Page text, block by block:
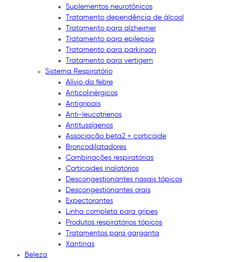
Suplementos neurotônicos
Tratamento dependência de álcool
Tratamento para alzheimer
Tratamento para epilepsia
Tratamento para parkinson
Tratamento para vertigem
Sistema Respiratório
Alívio da febre
Anticolinérgicos
Antigripais
Anti-leucotrienos
Antitussígenos
Associação beta2 + corticoide
Broncodilatadores
Combinações respiratórias
Corticoides inalatórios
Descongestionantes nasais tópicos
Descongestionantes orais
Expectorantes
Linha completa para gripes
Produtos respiratórios tópicos
Tratamentos para garganta
Xantinas
Beleza